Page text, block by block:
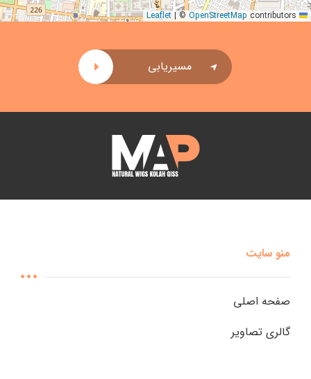
منو سایت
صفحه اصلی
گالری تصاویر
|© OpenStreetMapcontributors
مسیریابی